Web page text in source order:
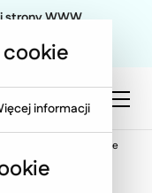
strony WWW
Polskie Koleje Linowe
informacji